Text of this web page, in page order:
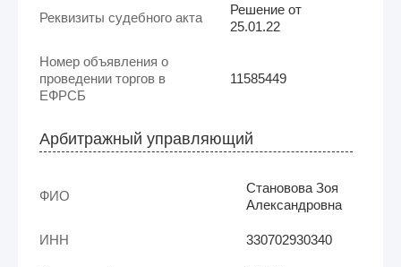
Реквизиты судебного акта
Решение от
25.01.22
Номер объявления о
проведении торгов в
ЕФРСБ
11585449
Арбитражный управляющий
ФИО
Становова Зоя
Александровна
ИНН 330702930340